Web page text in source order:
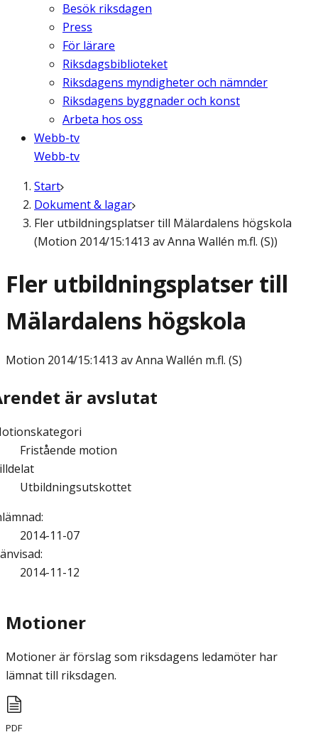
Besök riksdagen
Press
För lärare
Riksdagsbiblioteket
Riksdagens myndigheter och nämnder
Riksdagens byggnader och konst
Arbeta hos oss
Webb-tv
Webb-tv
Start
Dokument & lagar
Fler utbildningsplatser till Mälardalens högskola
(Motion 2014/15:1413 av Anna Wallén m.fl. (S))
Fler utbildningsplatser till
Mälardalens högskola
Motion 2014/15:1413 av Anna Wallén m.fl. (S)
är avslutat
Fristående motion
Utbildningsutskottet
:
2014-11-07
:
2014-11-12
Motioner
Motioner är förslag som riksdagens ledamöter har
lämnat till riksdagen.
PDF